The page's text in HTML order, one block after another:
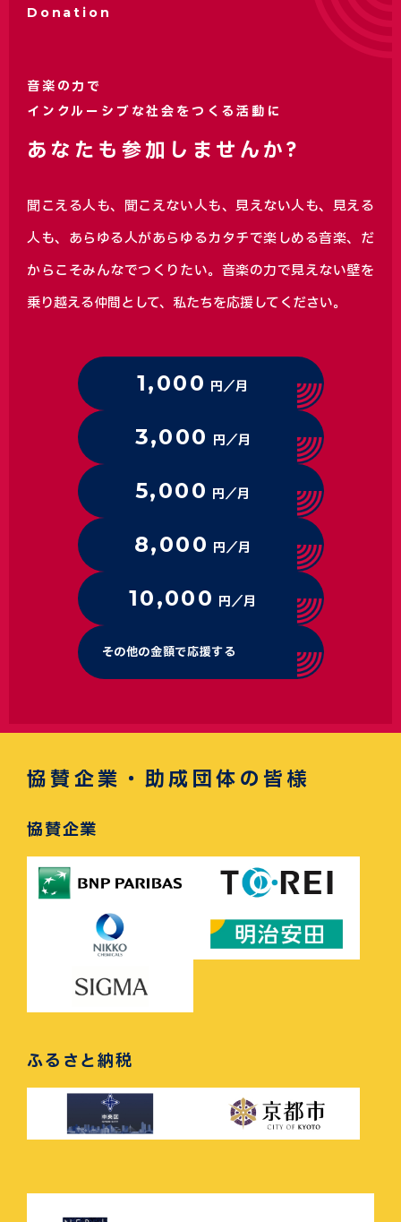
Donation
音楽の力で
インクルーシブな社会をつくる活動に
あなたも参加しませんか?
聞こえる人も、聞こえない人も、見えない人も、見える
人も、あらゆる人があらゆるカタチで楽しめる音楽、 だ
からこそみんなでつくりたい。音楽の力で見えない壁を
乗り越える仲間として、私たちを応援してください。
1,000 円／月
3,000 円／月
5,000 円／月
8,000 円／月
10,000 円／月
その他の金額で応援する
協賛企業・助成団体の皆様
協賛企業
ふるさと納税